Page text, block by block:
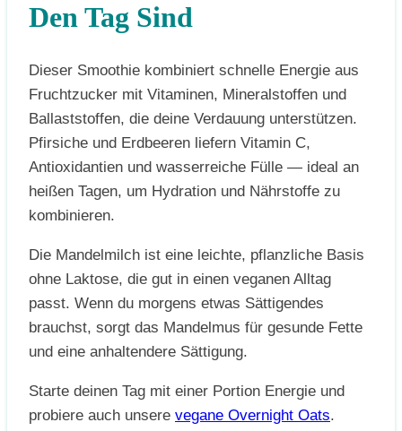
Den Tag Sind
Dieser Smoothie kombiniert schnelle Energie aus
Fruchtzucker mit Vitaminen, Mineralstoffen und
Ballaststoffen, die deine Verdauung unterstützen.
Pfirsiche und Erdbeeren liefern Vitamin C,
Antioxidantien und wasserreiche Fülle — ideal an
heißen Tagen, um Hydration und Nährstoffe zu
kombinieren.
Die Mandelmilch ist eine leichte, pflanzliche Basis
ohne Laktose, die gut in einen veganen Alltag
passt. Wenn du morgens etwas Sättigendes
brauchst, sorgt das Mandelmus für gesunde Fette
und eine anhaltendere Sättigung.
Starte deinen Tag mit einer Portion Energie und
probiere auch unsere vegane Overnight Oats.